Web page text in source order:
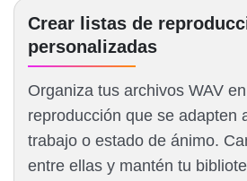
Crear listas de
personalizadas
Organiza tus archivos WAV
reproducción que se adapten
trabajo o estado de ánimo.
entre ellas y mantén tu